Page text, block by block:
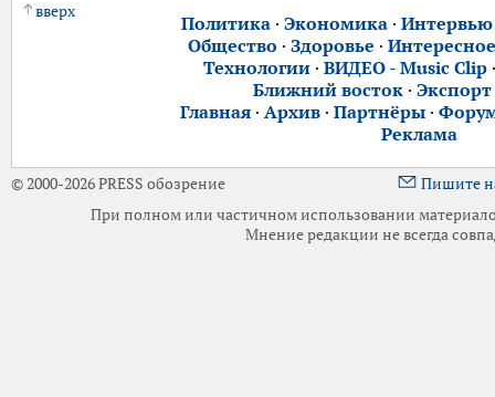
вверх
Политика· Экономика· Интервью
Общество · Здоровье · Интересное
Технологии· ВИДЕО - Music Clip
Ближний восток ·
Главная· Архив· Партнёры·
Реклама
© 2000-2026 PRESS обозрение
Пишите
При полном или частичном использовании
Мнение редакции не всегда